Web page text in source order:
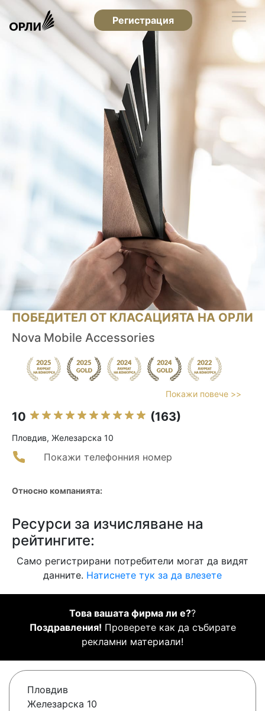
Регистрация
ПОБЕДИТЕЛ ОТ КЛАСАЦИЯТА НА ОРЛИ
Nova Mobile Accessories
Покажи повече >>
10 (163)
Пловдив, Железарска 10
Покажи телефонния номер
Относно компанията:
Ресурси за изчисляване на
рейтингите:
Само регистрирани потребители могат да видят
данните. Натиснете тук за да влезете
Това вашата фирма ли е??
Поздравления! Проверете как да събирате
рекламни материали!
Пловдив
Железарска 10